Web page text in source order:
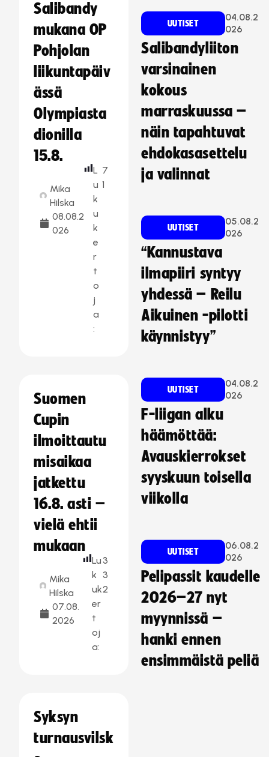
Salibandy
mukana OP
Pohjolan
liikuntapäiv
ässä
Olympiasta
dionilla
15.8.
Mika
Hilska
08.08.2
026
L
u
k
u
k
e
r
t
o
j
a
:
7
1
Suomen
Cupin
ilmoittautu
misaikaa
jatkettu
16.8. asti –
vielä ehtii
mukaan
Mika
Hilska
07.08.
2026
Lu
k
uk
er
t
oj
a:
3
3
2
Syksyn
turnausvilsk
UUTISET
04.08.2
026
Salibandyliiton
varsinainen
kokous
marraskuussa –
näin tapahtuvat
ehdokasasettelu
ja valinnat
UUTISET
05.08.2
026
“Kannustava
ilmapiiri syntyy
yhdessä – Reilu
Aikuinen -pilotti
käynnistyy”
UUTISET
04.08.2
026
F-liigan alku
häämöttää:
Avauskierrokset
syyskuun toisella
viikolla
UUTISET
06.08.2
026
Pelipassit kaudelle
2026–27 nyt
myynnissä –
hanki ennen
ensimmäistä peliä